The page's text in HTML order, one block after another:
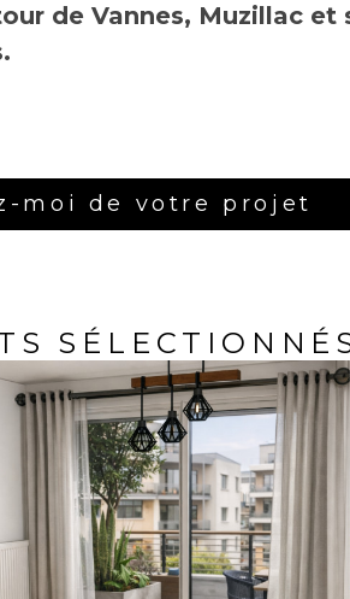
de Vannes, Muzillac
moi de votre projet